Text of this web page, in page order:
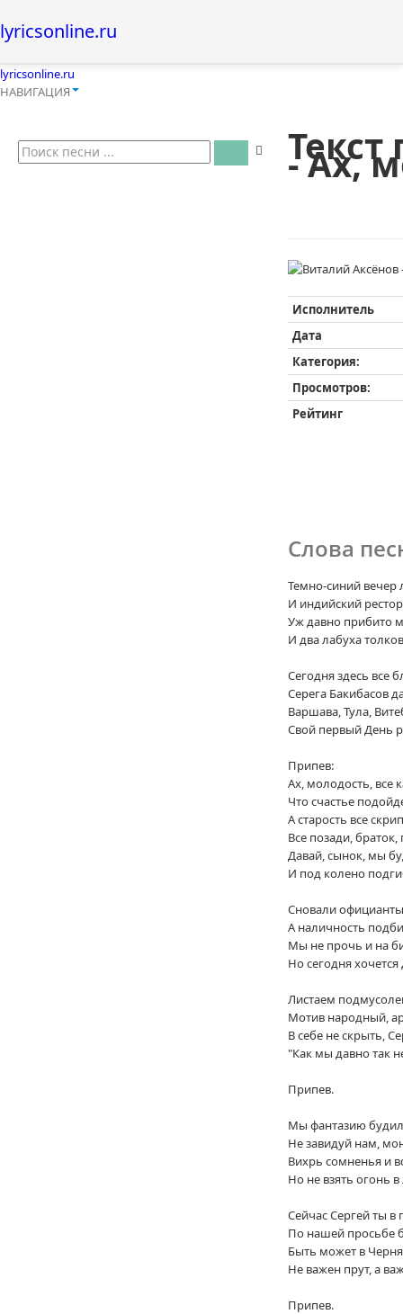
lyricsonline.ru
lyricsonline.ru
НАВИГАЦИЯ
- Ах,
Исполнитель
Дата
Категория:
Просмотров:
Рейтинг
Слова
Темно-синий вечер
И индийский
Уж давно прибито
И два лабуха
Сегодня здесь все
Серега Бакибасов
Варшава, Тула,
Свой первый День
Припев:
Ах, молодость, все
Что счастье
А старость все
Все позади, браток,
Давай, сынок, мы
И под колено
Сновали
А наличность
Мы не прочь и на
Но сегодня
Листаем
Мотив народный,
В себе не скрыть,
"Как мы давно так
Припев.
Мы фантазию
Не завидуй нам,
Вихрь сомненья и
Но не взять огонь
Сейчас Сергей ты в
По нашей просьбе
Быть может в
Не важен прут, а
Припев.